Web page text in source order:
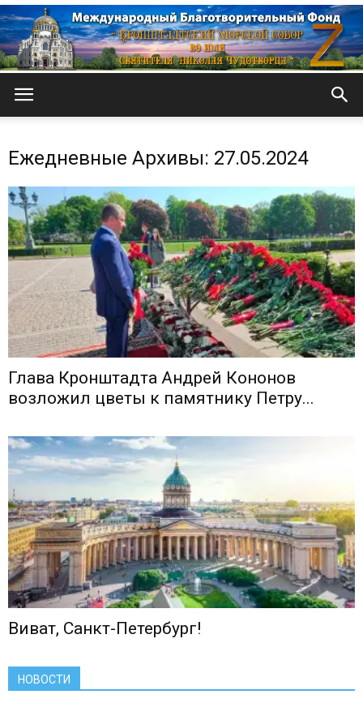
собор
Ежедневные Архивы: 27.05.2024
Глава Кронштадта Андрей Кононов
возложил цветы к памятнику Петру...
Виват, Санкт-Петербург!
НОВОСТИ